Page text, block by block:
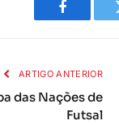
Facebook
ARTIGO ANTERIOR
das Nações de
Futsal